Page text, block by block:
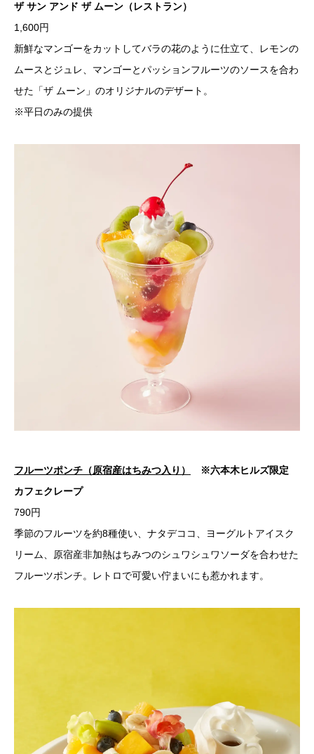
ザ サン アンド ザ ムーン（レストラン）
1,600円
新鮮なマンゴーをカットしてバラの花のように仕立て、レモンの
ムースとジュレ、マンゴーとパッションフルーツのソースを合わ
せた「ザ ムーン」のオリジナルのデザート。
※平日のみの提供
フルーツポンチ（原宿産はちみつ入り）
※六本木ヒルズ限定
カフェクレープ
790円
季節のフルーツを約8種使い、ナタデココ、ヨーグルトアイスク
リーム、原宿産非加熱はちみつのシュワシュワソーダを合わせた
フルーツポンチ。レトロで可愛い佇まいにも惹かれます。